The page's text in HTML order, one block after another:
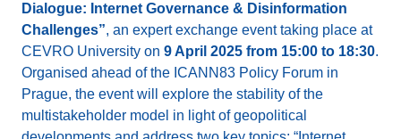
Dialogue: Internet Governance & Disinformation
Challenges”, an expert exchange event taking place at
CEVRO University on 9 April 2025 from 15:00 to 18:30.
Organised ahead of the ICANN83 Policy Forum in
Prague, the event will explore the stability of the
multistakeholder model in light of geopolitical